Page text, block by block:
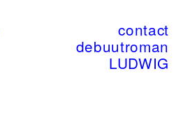
contact
debuutroman
LUDWIG